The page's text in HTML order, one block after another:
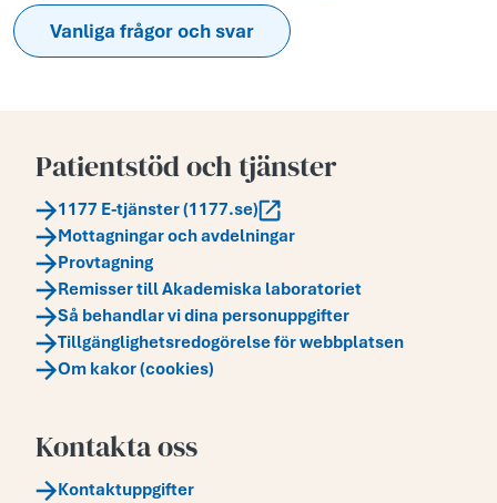
Vanliga frågor och svar
Patientstöd och tjänster
1177 E-tjänster (1177.se)
Mottagningar och avdelningar
Provtagning
Remisser till Akademiska laboratoriet
Så behandlar vi dina personuppgifter
Tillgänglighetsredogörelse för webbplatsen
Om kakor (cookies)
Kontakta oss
Kontaktuppgifter